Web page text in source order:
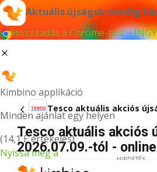
Aktuális újságok mindig
Hozzáadás a Chrome-hoz –
Kimbino applikáció
Minden ajánlat egy helyen
(14,1 E értékelés)
Nyissa meg a
Tesco aktuális akciós
Tesco aktuális akciós
2026.07.09.-tól - online
HIRDETÉS